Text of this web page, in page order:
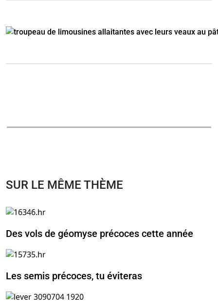
SUR LE MÊME THÈME
Des vols de géomyse précoces cette année
Les semis précoces, tu éviteras